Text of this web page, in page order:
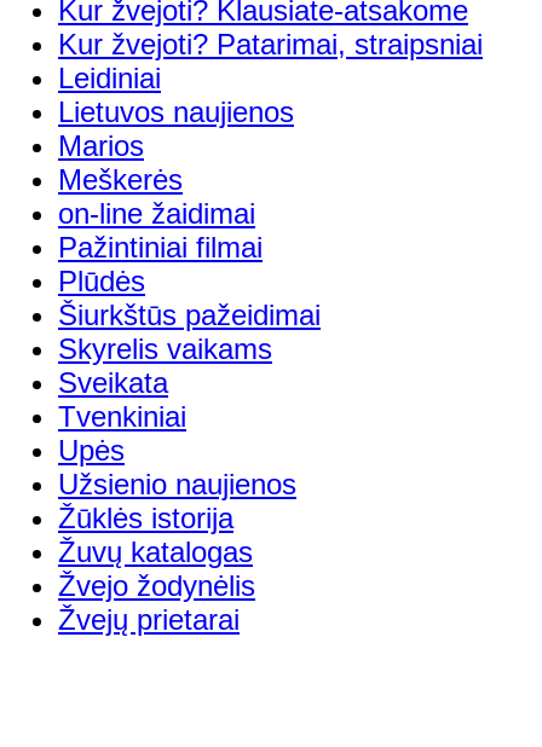
Kur žvejoti? Klausiate-atsakome
Kur žvejoti? Patarimai, straipsniai
Leidiniai
Lietuvos naujienos
Marios
Meškerės
on-line žaidimai
Pažintiniai filmai
Plūdės
Šiurkštūs pažeidimai
Skyrelis vaikams
Sveikata
Tvenkiniai
Upės
Užsienio naujienos
Žūklės istorija
Žuvų katalogas
Žvejo žodynėlis
Žvejų prietarai